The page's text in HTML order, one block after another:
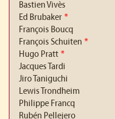
Bastien Vivès
Ed Brubaker *
François Boucq
François Schuiten *
Hugo Pratt *
Jacques Tardi
Jiro Taniguchi
Lewis Trondheim
Philippe Francq
Rubén Pellejero